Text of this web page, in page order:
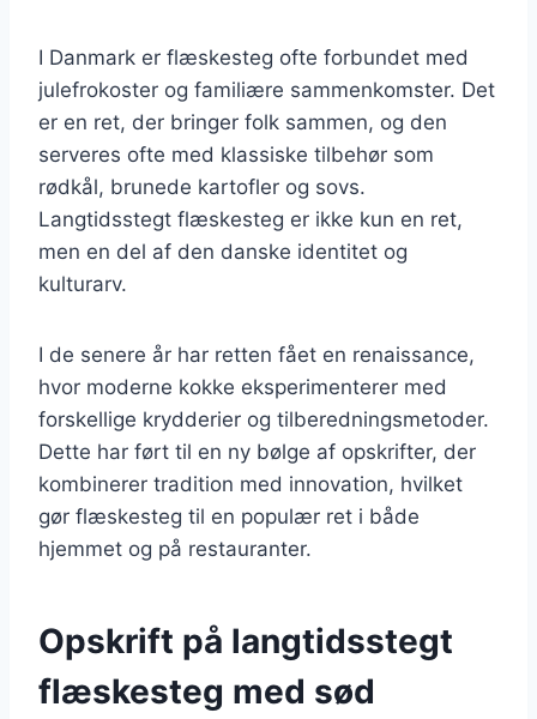
I Danmark er flæskesteg ofte forbundet med
julefrokoster og familiære sammenkomster. Det
er en ret, der bringer folk sammen, og den
serveres ofte med klassiske tilbehør som
rødkål, brunede kartofler og sovs.
Langtidsstegt flæskesteg er ikke kun en ret,
men en del af den danske identitet og
kulturarv.
I de senere år har retten fået en renaissance,
hvor moderne kokke eksperimenterer med
forskellige krydderier og tilberedningsmetoder.
Dette har ført til en ny bølge af opskrifter, der
kombinerer tradition med innovation, hvilket
gør flæskesteg til en populær ret i både
hjemmet og på restauranter.
Opskrift på langtidsstegt
flæskesteg med sød